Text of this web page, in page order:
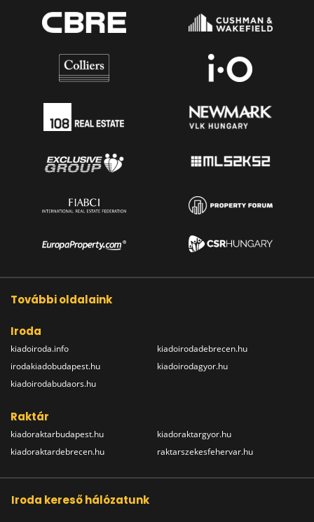
További oldalaink
Iroda
kiadoiroda.info
irodakiadobudapest.hu
kiadoirodabudaors.hu
kiadoirodadebrecen.hu
kiadoirodagyor.hu
Raktár
kiadoraktarbudapest.hu
kiadoraktardebrecen.hu
kiadoraktargyor.hu
raktarszekesfehervar.hu
Iroda kereső hálózatunk